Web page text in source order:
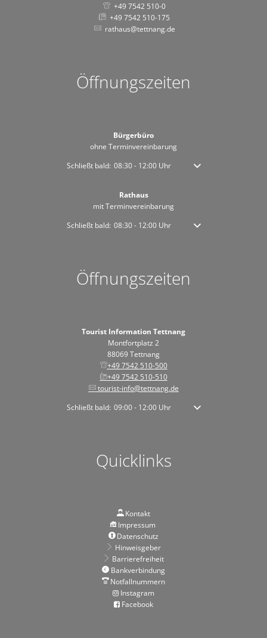
+49 7542 510-0
+49 7542 510-175
rathaus@tettnang.de
Öffnungszeiten
Bürgerbüro
ohne Terminvereinbarung
Klicken, um weitere Öffnungs- oder Schließzeiten
Schließt bald: 08:30- 12:00Uhr Von 08:30 bis 12:00 Uhr
Rathaus
mit Terminvereinbarung
Klicken, um weitere Öffnungs- oder Schließzeiten
Schließt bald: 08:30- 12:00Uhr Von 08:30 bis 12:00 Uhr
Öffnungszeiten
Tourist Information Tettnang
Montfortplatz 2
88069 Tettnang
+49 7542 510-500
+49 7542 510-510
tourist-info@tettnang.de
Klicken, um weitere Öffnungs- oder Schließzeiten
Schließt bald: 09:00- 12:00Uhr Von 09:00 bis 12:00 Uhr
Quicklinks
Kontakt
Impressum
Datenschutz
Hinweisgeber
Barrierefreiheit
Bankverbindung
Notfallnummern
Instagram
Facebook